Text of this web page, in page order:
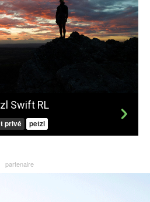
Swift RL
privé petzl